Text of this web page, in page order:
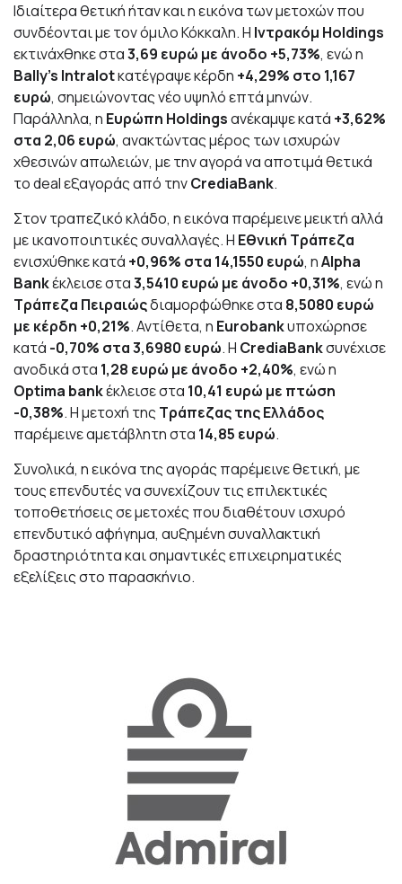
Ιδιαίτερα θετική ήταν και η εικόνα των μετοχών που
συνδέονται με τον όμιλο Κόκκαλη. Η Ιντρακόμ Holdings
εκτινάχθηκε στα3,69 ευρώ με άνοδο +5,73%, ενώ η
Bally’s Intralotκατέγραψε κέρδη +4,29% στο 1,167
ευρώ, σημειώνοντας νέο υψηλό επτά μηνών.
Παράλληλα, η Ευρώπη Holdingsανέκαμψε κατά +3,62%
στα 2,06 ευρώ, ανακτώντας μέρος των ισχυρών
χθεσινών απωλειών, με την αγορά να αποτιμά θετικά
το deal εξαγοράς από τηνCrediaBank.
Στον τραπεζικό κλάδο, η εικόνα παρέμεινε μεικτή αλλά
με ικανοποιητικές συναλλαγές. Η Εθνική Τράπεζα
ενισχύθηκε κατά +0,96% στα 14,1550 ευρώ, ηAlpha
Bankέκλεισε στα3,5410 ευρώ με άνοδο +0,31%, ενώ η
Τράπεζα Πειραιώςδιαμορφώθηκε στα 8,5080 ευρώ
με κέρδη +0,21%. Αντίθετα, η Eurobankυποχώρησε
κατά -0,70% στα 3,6980 ευρώ. Η CrediaBankσυνέχισε
ανοδικά στα 1,28 ευρώ με άνοδο +2,40%, ενώ η
Optima bankέκλεισε στα 10,41 ευρώ με πτώση
-0,38%. Η μετοχή της Τράπεζας της Ελλάδος
παρέμεινε αμετάβλητη στα 14,85 ευρώ.
Συνολικά, η εικόνα της αγοράς παρέμεινε θετική, με
τους επενδυτές να συνεχίζουν τις επιλεκτικές
τοποθετήσεις σε μετοχές που διαθέτουν ισχυρό
επενδυτικό αφήγημα, αυξημένη συναλλακτική
δραστηριότητα και σημαντικές επιχειρηματικές
εξελίξεις στο παρασκήνιο.